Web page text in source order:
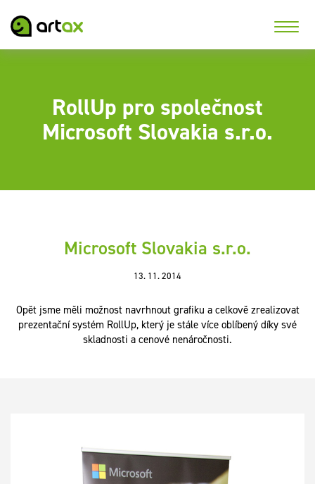
RollUp pro společnost
Microsoft Slovakia s.r.o.
Microsoft Slovakia s.r.o.
13. 11. 2014
Opět jsme měli možnost navrhnout grafiku a celkově zrealizovat
prezentační systém RollUp, který je stále více oblíbený díky své
skladnosti a cenové nenáročnosti.